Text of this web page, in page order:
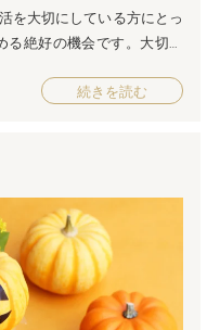
所在地：〒550
ことで、贈り物にさらに
とセットで贈るのも素敵な
なく、そこにメッセージ
なプレゼントとなります。
べきか迷う人も多いのでは
情を上手に伝えるための
ッセージカー
を大切にしている方にとっ
絶好の機会です。大切な
婦の日」にぴったりな妻が
。語呂合わせで「いい（1
しまれています。夫婦のコ
物として、お花は人気が高
れています。 妻が喜
ます。ここでは、いい夫婦
続きを読む